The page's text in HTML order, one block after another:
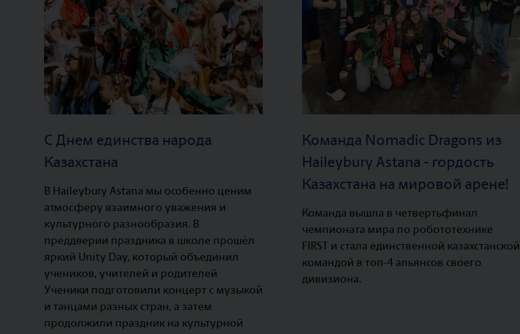
С Днем единства народа
Казахстана
В Haileybury Astana мы особенно ценим
атмосферу взаимного уважения и
культурного разнообразия. В
преддверии праздника в школе прошёл
яркий Unity Day, который объединил
учеников, учителей и родителей
Ученики подготовили концерт с музыкой
и танцами разных стран, а затем
продолжили праздник на культурной
Команда Nomadic Dragons из
Haileybury Astana - гордость
Казахстана на мировой арене!
Команда вышла в четвертьфинал
чемпионата мира по робототехнике
FIRST и стала единственной казахстанской
командой в топ-4 альянсов своего
дивизиона.